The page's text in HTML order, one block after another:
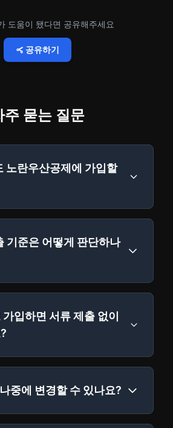
도움이 됐다면 공유해주세요
공유하기
주 묻는 질문
노란우산공제에 가입할
기준은 어떻게 판단하나
입하면 서류 제출 없이
중에 변경할 수 있나요?